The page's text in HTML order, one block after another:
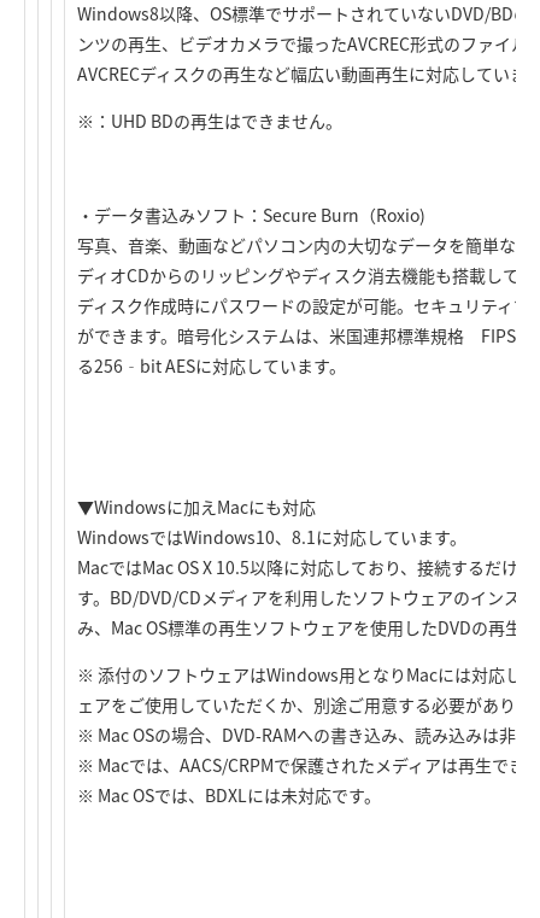
Windows8以降、OS標準でサポートされていないDVD/BD
ンツの再生、ビデオカメラで撮ったAVCREC形式のファイル
AVCRECディスクの再生など幅広い動画再生に対応していま
※：UHD BDの再生はできません。
・データ書込みソフト：Secure Burn（Roxio)
写真、音楽、動画などパソコン内の大切なデータを簡単な
ディオCDからのリッピングやディスク消去機能も搭載して
ディスク作成時にパスワードの設定が可能。セキュリティ
ができます。暗号化システムは、米国連邦標準規格 FIPS
る256‐bit AESに対応しています。
▼Windowsに加えMacにも対応
WindowsではWindows10、8.1に対応しています。
MacではMac OS X 10.5以降に対応しており、接続するだけ
す。BD/DVD/CDメディアを利用したソフトウェアのインス
み、Mac OS標準の再生ソフトウェアを使用したDVDの再生
※ 添付のソフトウェアはWindows用となりMacには対応し
ェアをご使用していただくか、別途ご用意する必要がありま
※ Mac OSの場合、DVD-RAMへの書き込み、読み込みは非対
※ Macでは、AACS/CRPMで保護されたメディアは再生でき
※ Mac OSでは、BDXLには未対応です。